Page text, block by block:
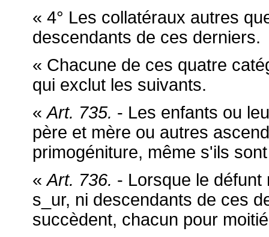
« 4° Les collatéraux autres
descendants de ces derniers.
« Chacune de ces quatre
qui exclut les suivants.
«Art. 735. - Les enfants ou
père et mère ou autres
primogéniture, même s'ils
«Art. 736. - Lorsque le défunt
s_ur, ni descendants de ces
succèdent, chacun pour